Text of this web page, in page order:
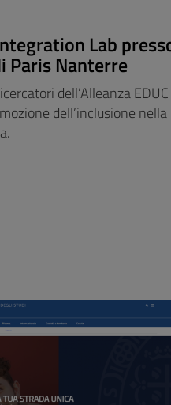
Lab
Paris Nanterre
dell’Alleanza EDUC
dell’inclusione nella